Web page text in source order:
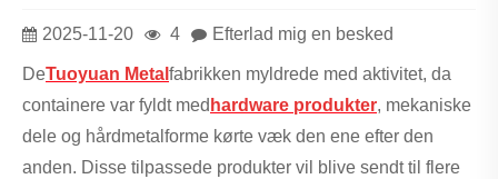
2025-11-20 4 Efterlad mig en besked
DeTuoyuan Metal fabrikken myldrede med aktivitet, da
containere var fyldt med hardware produkter, mekaniske
dele og hårdmetalforme kørte væk den ene efter den
anden. Disse tilpassede produkter vil blive sendt til flere